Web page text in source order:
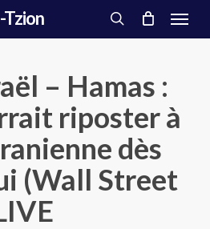
Tzion
search
Menu
– Hamas :
riposter à
dès
(Wall Street